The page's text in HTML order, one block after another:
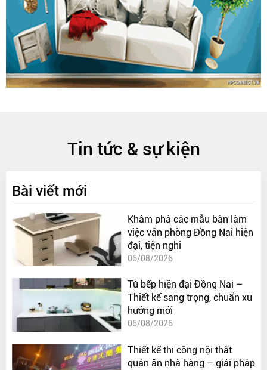
Tin tức & sự kiện
Bài viết mới
Khám phá các mẫu bàn làm
việc văn phòng Đồng Nai hiện
đại, tiện nghi
06/08/2026
Tủ bếp hiện đại Đồng Nai –
Thiết kế sang trọng, chuẩn xu
hướng mới
06/08/2026
Thiết kế thi công nội thất
quán ăn nhà hàng – giải pháp